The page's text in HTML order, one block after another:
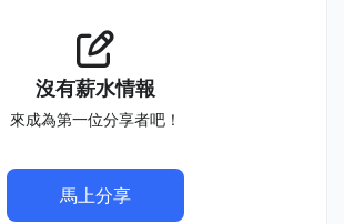
沒有薪水情報
來成為第一位分享者吧！
馬上分享